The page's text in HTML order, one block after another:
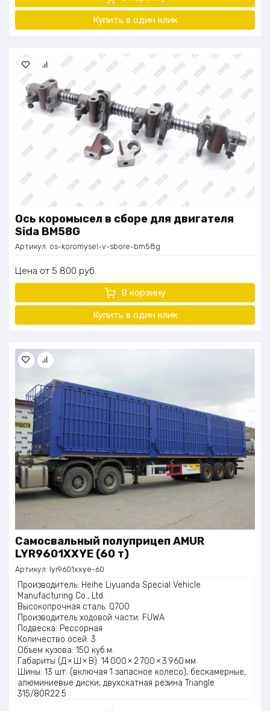
Купить в один клик
Ось коромысел в сборе для двигателя
Sida BM58G
Артикул: os-koromysel-v-sbore-bm58g
Цена 5 800 руб.
В корзину
Купить в один клик
Самосвальный полуприцеп AMUR
LYR9601XXYE (60 т)
Артикул: lyr9601xxye-60
Производитель: Heihe Liyuanda Special Vehicle
Manufacturing Co., Ltd.
Высокопрочная сталь: Q700
Производитель ходовой части: FUWA
Подвеска: Рессорная
Количество осей: 3
Объем кузова: 150 куб.м.
Габариты (Д × Ш × В): 14 000 × 2 700 × 3 960 мм
Шины: 13 шт. (включая 1 запасное колесо), бескамерные,
алюминиевые диски, двухскатная резина Triangle
315/80R22.5